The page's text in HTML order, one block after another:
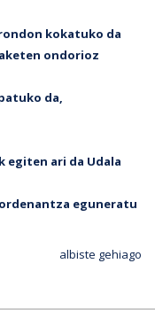
kokatuko da
ondorioz
da,
ari da Udala
eguneratu
albiste gehiago